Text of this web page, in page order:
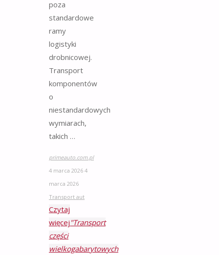
poza
standardowe
ramy
logistyki
drobnicowej.
Transport
komponentów
o
niestandardowych
wymiarach,
takich …
primeauto.com.pl
4 marca 2026 4
marca 2026
Transport aut
Czytaj
więcej "Transport
części
wielkogabarytowych